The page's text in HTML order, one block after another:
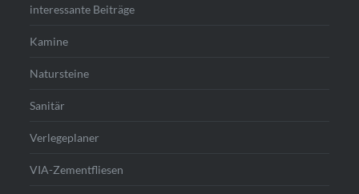
interessante Beiträge
Kamine
Natursteine
Sanitär
Verlegeplaner
VIA-Zementfliesen